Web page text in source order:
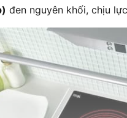
đen nguyên khối, chịu